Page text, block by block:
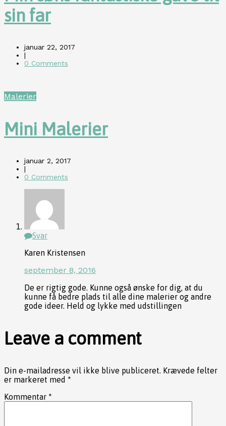
sin far
januar 22, 2017
|
0 Comments
Malerier
Mini Malerier
januar 2, 2017
|
0 Comments
Svar
Karen Kristensen
september 8, 2016
De er rigtig gode. Kunne også ønske for dig, at du
kunne få bedre plads til alle dine malerier og andre
gode ideer. Held og lykke med udstillingen
Leave a comment
Din e-mailadresse vil ikke blive publiceret. Krævede felter
er markeret med *
Kommentar *